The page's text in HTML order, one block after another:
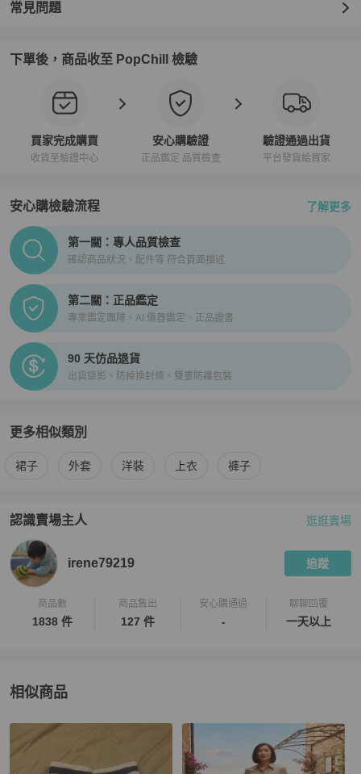
常見問題
下單後，商品收至 PopChill 檢驗
買家完成購買
收貨至驗證中心
安心購驗證
正品鑑定 品質檢查
驗證通過出貨
平台發貨給買家
安心購檢驗流程 了解更多
PopChill拍拍圈正品驗證、安心購檢驗流程介紹
第一關：專人品質檢查
確認商品狀況、配件等 符合頁面描述
第二關：正品鑑定
專業鑑定團隊、AI 儀器鑑定、正品證書
90 天仿品退貨
出貨錄影、防掉換封條、雙重防護包裝
更多相似類別
更多Thom Browne 女裝相似商品推薦
裙子 外套 洋裝 上衣 褲子
認識賣場主人
PopChill 拍拍圈嚴選賣家
逛逛賣場
irene79219 追蹤
商品數
1838 件
商品售出
127 件
安心購通過
-
聊聊回覆
一天以上
相似商品
更多相似Thom Browne女裝推薦精品